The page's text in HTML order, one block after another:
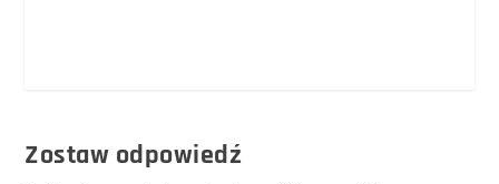
Zostaw odpowiedź